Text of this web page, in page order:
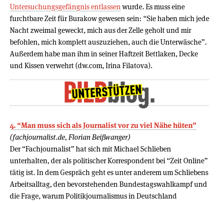
Untersuchungsgefängnis entlassen wurde. Es muss eine
furchtbare Zeit für Burakow gewesen sein: “Sie haben mich jede
Nacht zweimal geweckt, mich aus der Zelle geholt und mir
befohlen, mich komplett auszuziehen, auch die Unterwäsche”.
Außerdem habe man ihm in seiner Haftzeit Bettlaken, Decke
und Kissen verwehrt (dw.com, Irina Filatova).
4. “Man muss sich als Journalist vor zu viel Nähe hüten”
(fachjournalist.de, Florian Beißwanger)
Der “Fachjournalist” hat sich mit Michael Schlieben
unterhalten, der als politischer Korrespondent bei “Zeit Online”
tätig ist. In dem Gespräch geht es unter anderem um Schliebens
Arbeitsalltag, den bevorstehenden Bundestagswahlkampf und
die Frage, warum Politikjournalismus in Deutschland